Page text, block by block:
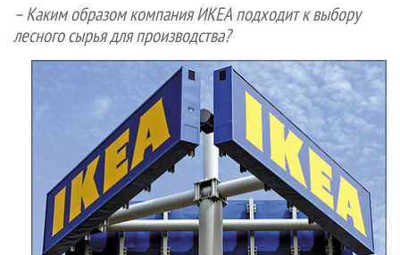
– Каким образом компания ИКЕА подходит к выбору
лесного сырья для производства?